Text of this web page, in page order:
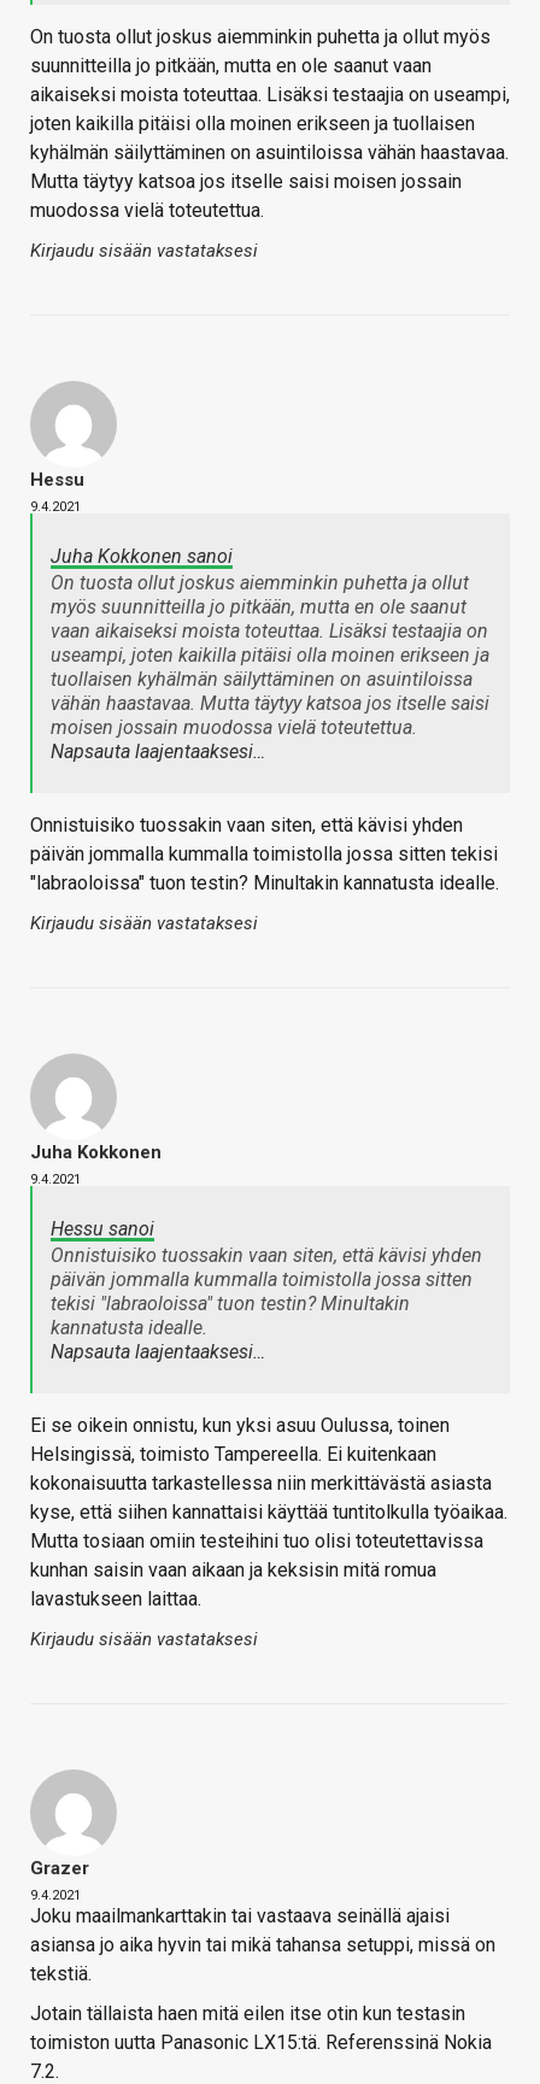
On tuosta ollut joskus aiemminkin puhetta ja ollut myös
suunnitteilla jo pitkään, mutta en ole saanut vaan
aikaiseksi moista toteuttaa. Lisäksi testaajia on useampi,
joten kaikilla pitäisi olla moinen erikseen ja tuollaisen
kyhälmän säilyttäminen on asuintiloissa vähän haastavaa.
Mutta täytyy katsoa jos itselle saisi moisen jossain
muodossa vielä toteutettua.
Kirjaudu sisään vastataksesi
Hessu
9.4.2021
Juha Kokkonen sanoi
On tuosta ollut joskus aiemminkin puhetta ja ollut
myös suunnitteilla jo pitkään, mutta en ole saanut
vaan aikaiseksi moista toteuttaa. Lisäksi testaajia on
useampi, joten kaikilla pitäisi olla moinen erikseen ja
tuollaisen kyhälmän säilyttäminen on asuintiloissa
vähän haastavaa. Mutta täytyy katsoa jos itselle saisi
moisen jossain muodossa vielä toteutettua.
Napsauta laajentaaksesi…
Onnistuisiko tuossakin vaan siten, että kävisi yhden
päivän jommalla kummalla toimistolla jossa sitten tekisi
"labraoloissa" tuon testin? Minultakin kannatusta idealle.
Kirjaudu sisään vastataksesi
Juha Kokkonen
9.4.2021
Hessu sanoi
Onnistuisiko tuossakin vaan siten, että kävisi yhden
päivän jommalla kummalla toimistolla jossa sitten
tekisi "labraoloissa" tuon testin? Minultakin
kannatusta idealle.
Napsauta laajentaaksesi…
Ei se oikein onnistu, kun yksi asuu Oulussa, toinen
Helsingissä, toimisto Tampereella. Ei kuitenkaan
kokonaisuutta tarkastellessa niin merkittävästä asiasta
kyse, että siihen kannattaisi käyttää tuntitolkulla työaikaa.
Mutta tosiaan omiin testeihini tuo olisi toteutettavissa
kunhan saisin vaan aikaan ja keksisin mitä romua
lavastukseen laittaa.
Kirjaudu sisään vastataksesi
Grazer
9.4.2021
Joku maailmankarttakin tai vastaava seinällä ajaisi
asiansa jo aika hyvin tai mikä tahansa setuppi, missä on
tekstiä.
Jotain tällaista haen mitä eilen itse otin kun testasin
toimiston uutta Panasonic LX15:tä. Referenssinä Nokia
7.2.